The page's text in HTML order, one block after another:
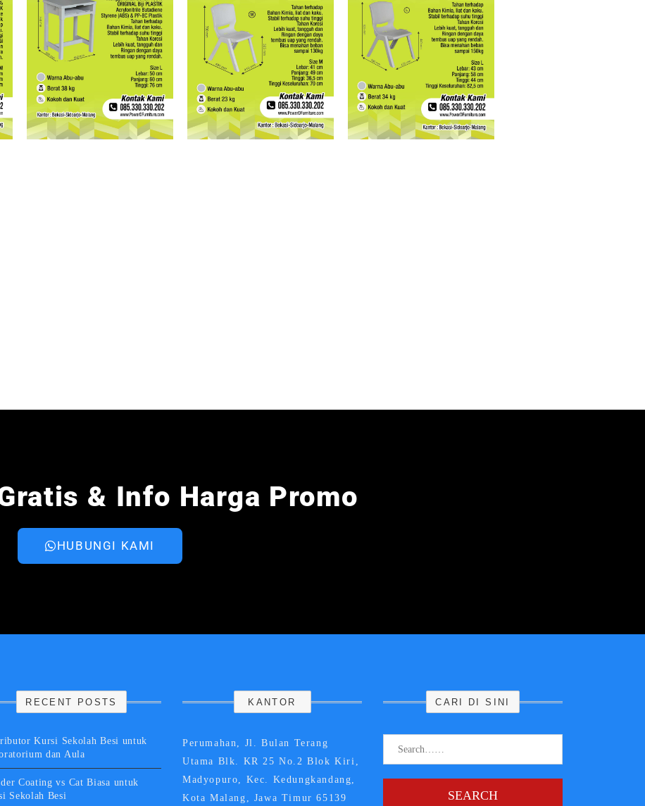
& Info Harga Promo
HUBUNGI KAMI
RECENT POSTS
Kursi Sekolah Besi untuk
dan Aula
Coating vs Cat Biasa untuk
Sekolah Besi
KANTOR
Perumahan, Jl. Bulan Terang
Utama Blk. KR 25 No.2 Blok Kiri,
Madyopuro, Kec. Kedungkandang,
Kota Malang, Jawa Timur 65139
CARI DI SINI
SEARCH